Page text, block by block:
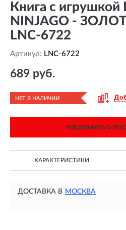
Книга с игрушкой
NINJAGO -
LNC-6722
Артикул: LNC-6722
689 руб.
НЕТ В НАЛИЧИИ
УВЕДОМИТЬ О
ХАРАКТЕРИСТИКИ
ДОСТАВКА В МОСКВА